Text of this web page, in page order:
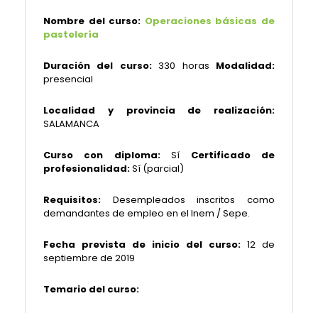
Nombre del curso: Operaciones básicas de
pastelería
Duración del curso:330 horas Modalidad:
presencial
Localidad y provincia de realización:
SALAMANCA
Curso con diploma:Sí Certificado de
profesionalidad:Sí (parcial)
Requisitos: Desempleados inscritos como
demandantes de empleo en el Inem / Sepe.
Fecha prevista de inicio del curso: 12 de
septiembre de 2019
Temario del curso: